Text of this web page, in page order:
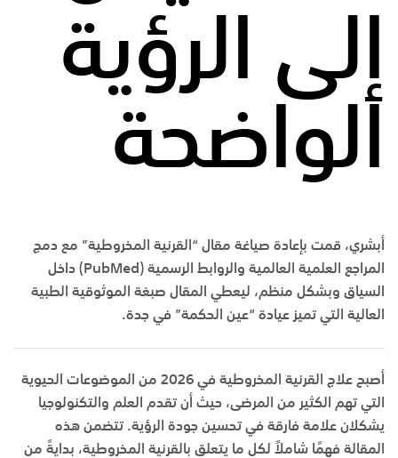
إلى الرؤية
الواضحة
أبشري، قمت بإعادة صياغة مقال “القرنية المخروطية” مع دمج
المراجع العلمية العالمية والروابط الرسمية (PubMed) داخل
السياق وبشكل منظم، ليعطي المقال صبغة الموثوقية الطبية
العالية التي تميز عيادة “عين الحكمة” في جدة.
أصبح علاج القرنية المخروطية في 2026 من الموضوعات الحيوية
التي تهم الكثير من المرضى، حيث أن تقدم العلم والتكنولوجيا
يشكلان علامة فارقة في تحسين جودة الرؤية. تتضمن هذه
المقالة فهمًا شاملاً لكل ما يتعلق بالقرنية المخروطية، بدايةً من